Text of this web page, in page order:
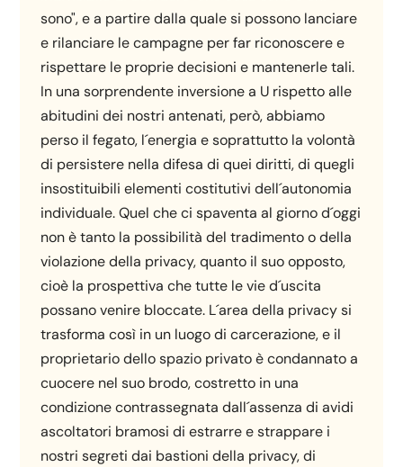
sono", e a partire dalla quale si possono lanciare
e rilanciare le campagne per far riconoscere e
rispettare le proprie decisioni e mantenerle tali.
In una sorprendente inversione a U rispetto alle
abitudini dei nostri antenati, però, abbiamo
perso il fegato, l´energia e soprattutto la volontà
di persistere nella difesa di quei diritti, di quegli
insostituibili elementi costitutivi dell´autonomia
individuale. Quel che ci spaventa al giorno d´oggi
non è tanto la possibilità del tradimento o della
violazione della privacy, quanto il suo opposto,
cioè la prospettiva che tutte le vie d´uscita
possano venire bloccate. L´area della privacy si
trasforma così in un luogo di carcerazione, e il
proprietario dello spazio privato è condannato a
cuocere nel suo brodo, costretto in una
condizione contrassegnata dall´assenza di avidi
ascoltatori bramosi di estrarre e strappare i
nostri segreti dai bastioni della privacy, di